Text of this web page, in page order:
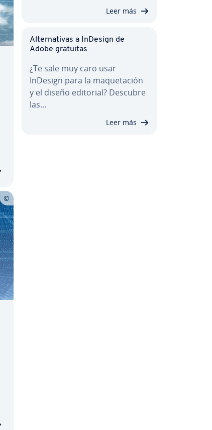
Leer más
Al­te­r­na­ti­vas a InDesign de
Adobe gratuitas
¿Te sale muy caro usar
InDesign para la ma­que­ta­ción
y el diseño editorial? Descubre
las…
Leer más